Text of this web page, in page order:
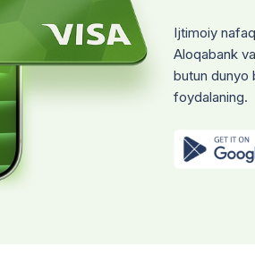
O‘zbekiston Respublikasi Vazirlar
Ushbu xizmatning huquqiy asosi nima?
O‘zbekiston Respublikasi Vazirlar
Qaysi organlar hujjatlarni tiklab beradi?
"Inson" markazi so‘rovi bilan Ichki ishlar
boshqalar) shug‘ullanadi.
Yo‘q. 44-bandga ko‘ra, pasport yoki ID-
Ijtimoiy
Aloqabank
butun dunyo
foydalaning.